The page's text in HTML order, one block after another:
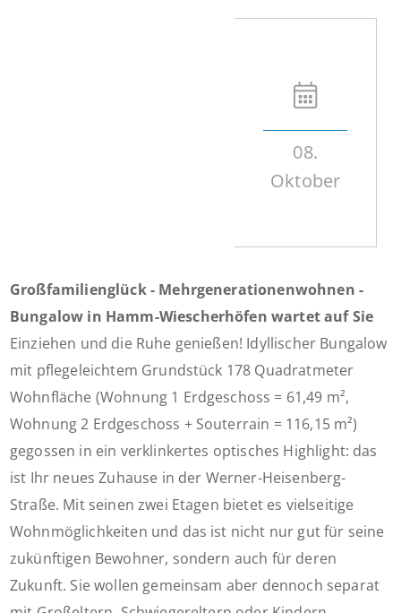
08.
Oktober
Großfamilienglück - Mehrgenerationenwohnen -
Bungalow in Hamm-Wiescherhöfen wartet auf Sie
Einziehen und die Ruhe genießen! Idyllischer Bungalow
mit pflegeleichtem Grundstück 178 Quadratmeter
Wohnfläche (Wohnung 1 Erdgeschoss = 61,49 m²,
Wohnung 2 Erdgeschoss + Souterrain = 116,15 m²)
gegossen in ein verklinkertes optisches Highlight: das
ist Ihr neues Zuhause in der Werner-Heisenberg-
Straße. Mit seinen zwei Etagen bietet es vielseitige
Wohnmöglichkeiten und das ist nicht nur gut für seine
zukünftigen Bewohner, sondern auch für deren
Zukunft. Sie wollen gemeinsam aber dennoch separat